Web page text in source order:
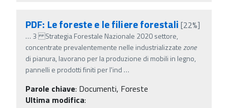
PDF: Le foreste e le filiere forestali [22%]
… 3 Strategia Forestale Nazionale 2020 settore,
concentrate prevalentemente nelle industrializzatezone
di pianura, lavorano per la produzione di mobili in legno,
pannelli e prodotti finiti per l'ind …
Parole chiave: Documenti, Foreste
Ultima modifica: